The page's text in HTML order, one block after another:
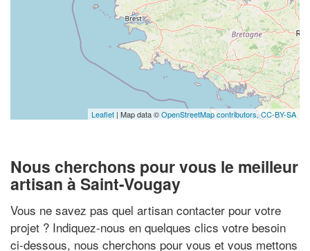
Leaflet | Map data ©OpenStreetMap contributors,CC-BY-SA
Nous cherchons pour vous le meilleur
artisan à Saint-Vougay
Vous ne savez pas quel artisan contacter pour votre
projet ? Indiquez-nous en quelques clics votre besoin
ci-dessous, nous cherchons pour vous et vous mettons